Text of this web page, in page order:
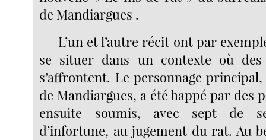
de Mandiargues .
L’un et l’autre récit ont par
se situer dans un contexte où
s’affrontent. Le personnage
de Mandiargues, a été happé par des
ensuite soumis, avec sept de
d’infortune, au jugement du rat. Au